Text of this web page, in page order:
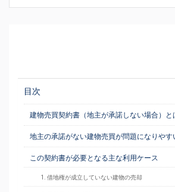
目次
建物売買契約書（地主が承諾しない場合）と
地主の承諾がない建物売買が問題になりやす
この契約書が必要となる主な利用ケース
1. 借地権が成立していない建物の売却